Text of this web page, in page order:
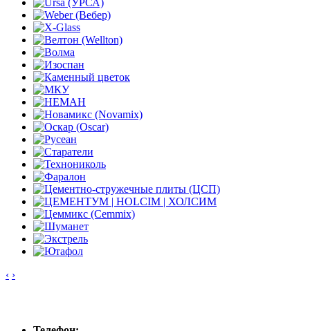
‹ ›